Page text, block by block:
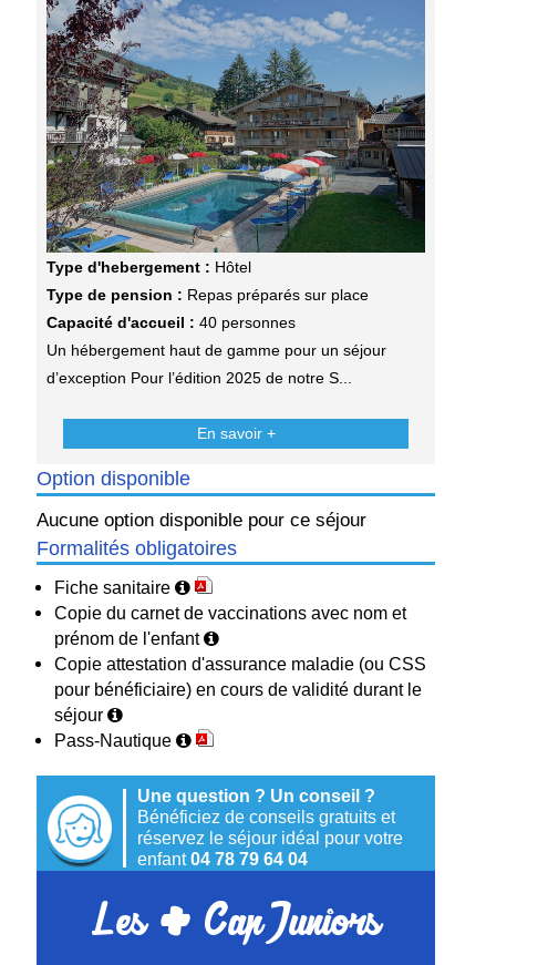
Type d'hebergement : Hôtel
Type de pension : Repas préparés sur place
Capacité d'accueil : 40 personnes
Un hébergement haut de gamme pour un séjour
d’exception Pour l’édition 2025 de notre S...
En savoir +
Option disponible
Aucune option disponible pour ce séjour
Formalités obligatoires
Fiche sanitaire
Copie du carnet de vaccinations avec nom et
prénom de l'enfant
Copie attestation d'assurance maladie (ou CSS
pour bénéficiaire) en cours de validité durant le
séjour
Pass-Nautique
Une question ? Un conseil ?
Bénéficiez de conseils gratuits et
réservez le séjour idéal pour votre
enfant04 78 79 64 04
Les+Cap Juniors